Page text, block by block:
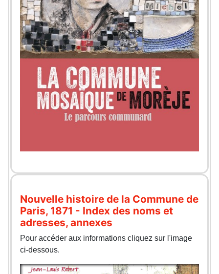
Nouvelle histoire de la Commune de
Paris, 1871 - Index des noms et
adresses, annexes
Pour accéder aux informations cliquez sur l'image
ci-dessous.